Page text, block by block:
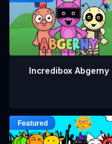
Incredibox Abgerny